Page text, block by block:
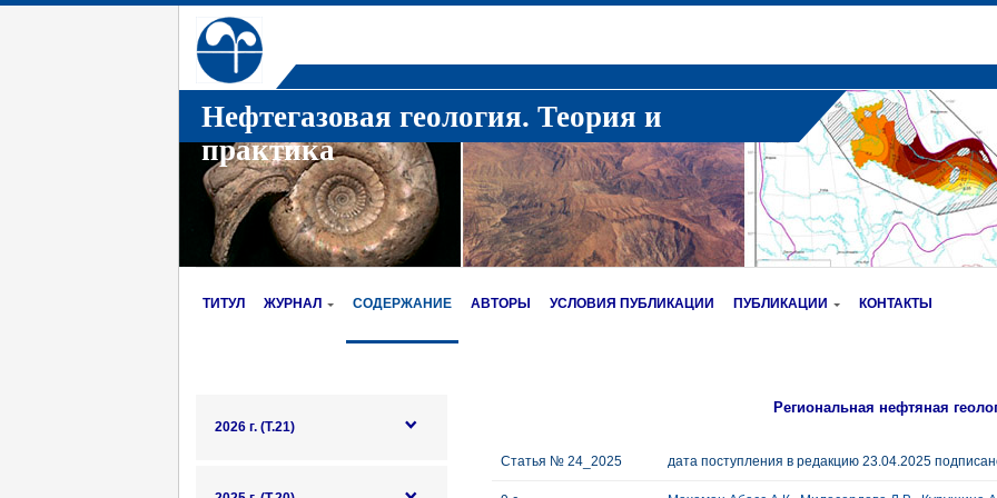
Нефтегазовая геология. Теория и
практика
ТИТУЛ ЖУРНАЛ СОДЕРЖАНИЕ АВТОРЫ УСЛОВИЯ ПУБЛИКАЦИИ ПУБЛИКАЦИИ КОНТАКТЫ
2026 г. (Т.21)
Региональная нефтяная
Статья № 24_2025 дата поступления в редакцию 23.04.2025